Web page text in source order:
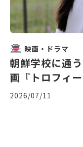
映画・ドラマ
朝鮮学校に通
画『トロフィー
2026/07/11